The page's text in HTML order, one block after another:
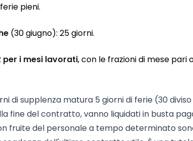
pieni.
(30 giugno): 25 giorni.
per i mesi lavorati, con le frazioni di mese pari
di supplenza matura 5 giorni di ferie (30 diviso
fine del contratto, vanno liquidati in busta
fruite del personale a tempo determinato